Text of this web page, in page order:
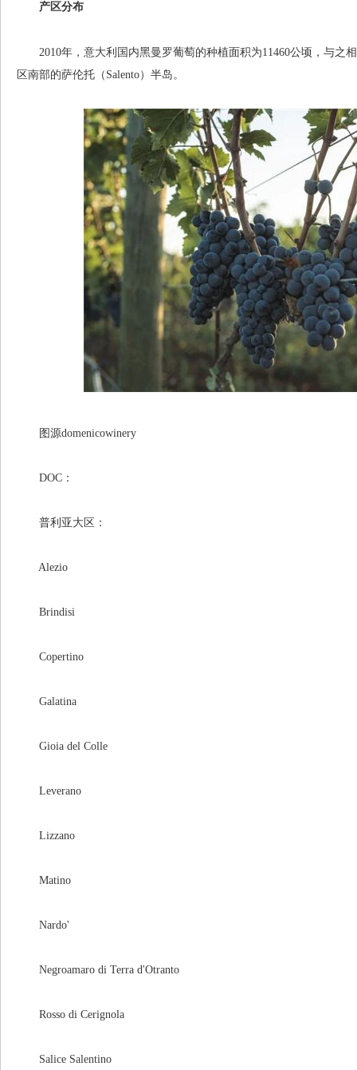
产区分布
2010年，意大利国内黑曼罗葡萄的种植面积为11460公顷，与之
区南部的萨伦托（Salento）半岛。
图源domenicowinery
DOC：
普利亚大区：
Alezio
Brindisi
Copertino
Galatina
Gioia del Colle
Leverano
Lizzano
Matino
Nardo'
Negroamaro di Terra d'Otranto
Rosso di Cerignola
Salice Salentino